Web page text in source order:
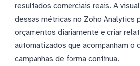
resultados comerciais reais. A
dessas métricas no Zoho Analytics
orçamentos diariamente e criar
automatizados que acompanham o
campanhas de forma contínua.